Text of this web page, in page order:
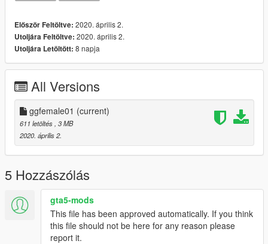
Először Feltöltve: 2020. április 2.
Utoljára Feltöltve: 2020. április 2.
Utoljára Letöltött: 8 napja
All Versions
ggfemale01 (current)
611 letöltés , 3 MB
2020. április 2.
5 Hozzászólás
gta5-mods
This file has been approved automatically. If you think
this file should not be here for any reason please
report it.